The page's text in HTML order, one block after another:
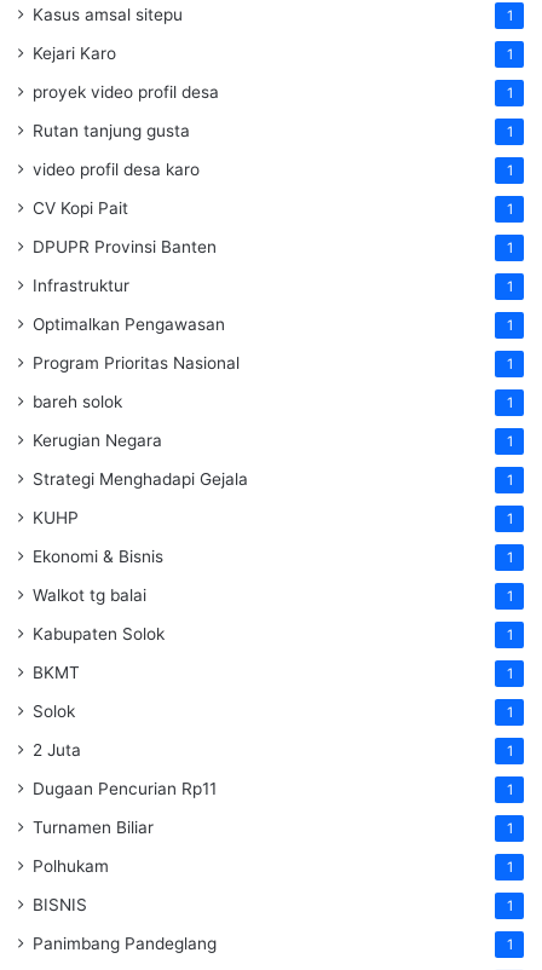
Kasus amsal sitepu 1
Kejari Karo 1
proyek video profil desa 1
Rutan tanjung gusta 1
video profil desa karo 1
CV Kopi Pait 1
DPUPR Provinsi Banten 1
Infrastruktur 1
Optimalkan Pengawasan 1
Program Prioritas Nasional 1
bareh solok 1
Kerugian Negara 1
Strategi Menghadapi Gejala 1
KUHP 1
Ekonomi & Bisnis 1
Walkot tg balai 1
Kabupaten Solok 1
BKMT 1
Solok 1
2 Juta 1
Dugaan Pencurian Rp11 1
Turnamen Biliar 1
Polhukam 1
BISNIS 1
Panimbang Pandeglang 1